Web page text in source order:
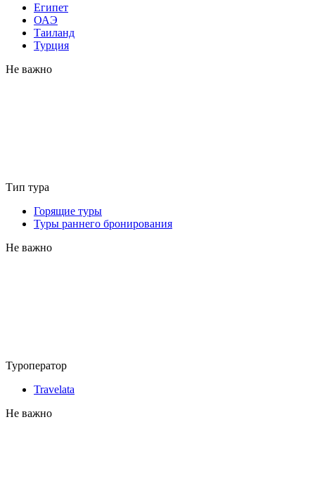
Египет
ОАЭ
Таиланд
Турция
Не важно
Тип тура
Горящие туры
Туры раннего бронирования
Не важно
Туроператор
Travelata
Не важно